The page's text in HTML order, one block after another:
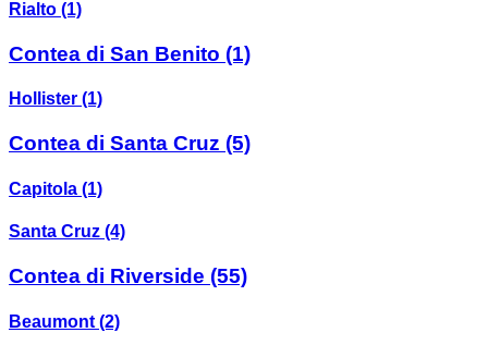
Rialto (1)
Contea di San Benito (1)
Hollister (1)
Contea di Santa Cruz (5)
Capitola (1)
Santa Cruz (4)
Contea di Riverside (55)
Beaumont (2)